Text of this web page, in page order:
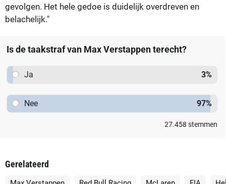
gevolgen. Het hele gedoe is duidelijk overdreven en
belachelijk."
Is de taakstraf van Max Verstappen terecht?
Ja 3%
Nee 97%
27.458 stemmen
Gerelateerd